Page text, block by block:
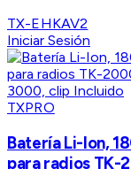
TX-EHKAV2
Iniciar Sesión
TXPRO
Batería Li-Ion,
para radios TK-